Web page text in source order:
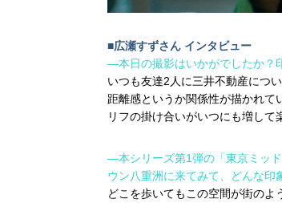
■広瀬すずさん インタビュー
―本日の撮影はいかがでしたか？
いつも友達2人に三井不動産につ
距離感というか関係性が描かれて
リフの掛け合いがいつにも増して
―本シリーズ第1弾の「東京ミッ
ウン八重洲に来てみて、どんな印
どこを歩いてもこの空間が街の